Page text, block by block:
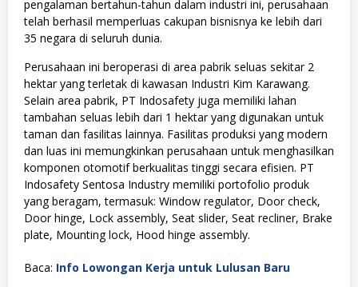
pengalaman bertahun-tahun dalam industri ini, perusahaan
telah berhasil memperluas cakupan bisnisnya ke lebih dari
35 negara di seluruh dunia.
Perusahaan ini beroperasi di area pabrik seluas sekitar 2
hektar yang terletak di kawasan Industri Kim Karawang.
Selain area pabrik, PT Indosafety juga memiliki lahan
tambahan seluas lebih dari 1 hektar yang digunakan untuk
taman dan fasilitas lainnya. Fasilitas produksi yang modern
dan luas ini memungkinkan perusahaan untuk menghasilkan
komponen otomotif berkualitas tinggi secara efisien. PT
Indosafety Sentosa Industry memiliki portofolio produk
yang beragam, termasuk: Window regulator, Door check,
Door hinge, Lock assembly, Seat slider, Seat recliner, Brake
plate, Mounting lock, Hood hinge assembly.
Baca: Info Lowongan Kerja untuk Lulusan Baru